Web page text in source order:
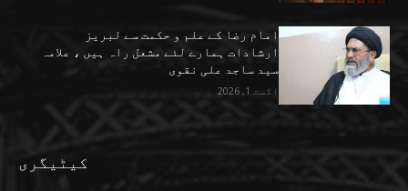
امام رضا کے علم و حکمت سے لبریز
ارشادات ہمارے لئے مشعل راہ ہیں ، علامہ
سید ساجد علی نقوی
اگست 1, 2026
کیٹیگری